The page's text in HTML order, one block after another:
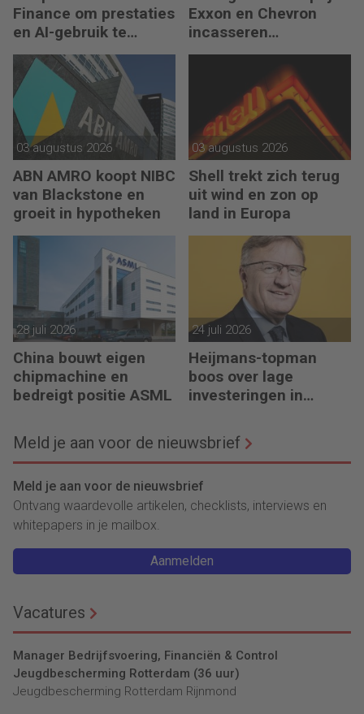
Finance om prestaties
en AI-gebruik te
versnellen
Exxon en Chevron
incasseren
miljardenwinsten
03 augustus 2026
ABN AMRO koopt NIBC
van Blackstone en
groeit in hypotheken
03 augustus 2026
Shell trekt zich terug
uit wind en zon op
land in Europa
28 juli 2026
China bouwt eigen
chipmachine en
bedreigt positie ASML
24 juli 2026
Heijmans-topman
boos over lage
investeringen in
Meld je aan voor de nieuwsbrief
Meld je aan voor de nieuwsbrief
Ontvang waardevolle artikelen, checklists, interviews en
whitepapers in je mailbox.
Aanmelden
Vacatures
Manager Bedrijfsvoering, Financiën & Control
Jeugdbescherming Rotterdam (36 uur)
Jeugdbescherming Rotterdam Rijnmond